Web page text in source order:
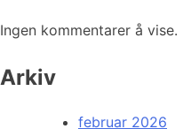
Ingen kommentarer å vise.
Arkiv
februar 2026